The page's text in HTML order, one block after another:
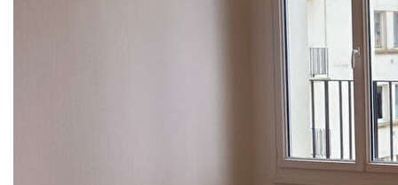
BREST - SAINT MICHEL - très belle vue mer pour cet
appartement de type 5 en excellent état de 93m², salon
séjour de 31m² qui offre une belle vue et une exposition
sud, 3 chambres dont 2 avec balcon et un dressing, cuisine
aménagée et équipée, cave individuelle et garage.